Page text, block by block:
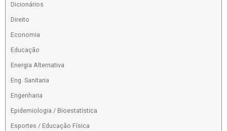
Dicionários
Direito
Economia
Educação
Energia Alternativa
Eng. Sanitaria
Engenharia
Epidemiologia / Bioestatística
Esportes / Educação Física